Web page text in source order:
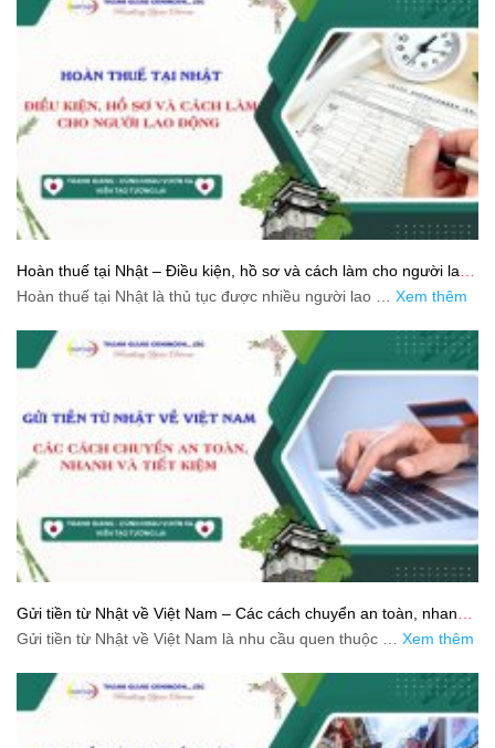
Hoàn thuế tại Nhật – Điều kiện, hồ sơ và cách làm cho người lao
động
Hoàn thuế tại Nhật là thủ tục được nhiều người lao … Xem thêm
Gửi tiền từ Nhật về Việt Nam – Các cách chuyển an toàn, nhanh
và tiết kiệm
Gửi tiền từ Nhật về Việt Nam là nhu cầu quen thuộc … Xem thêm